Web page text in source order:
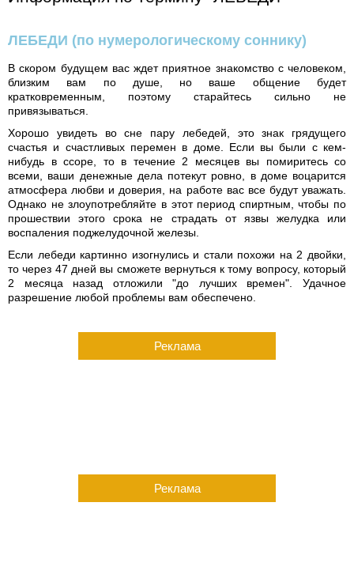
ЛЕБЕДИ (по нумерологическому соннику)
В скором будущем вас ждет приятное знакомство с человеком,
близким вам по душе, но ваше общение будет
кратковременным, поэтому старайтесь сильно не
привязываться.
Хорошо увидеть во сне пару лебедей, это знак грядущего
счастья и счастливых перемен в доме. Если вы были с кем-
нибудь в ссоре, то в течение 2 месяцев вы помиритесь со
всеми, ваши денежные дела потекут ровно, в доме воцарится
атмосфера любви и доверия, на работе вас все будут уважать.
Однако не злоупотребляйте в этот период спиртным, чтобы по
прошествии этого срока не страдать от язвы желудка или
воспаления поджелудочной железы.
Если лебеди картинно изогнулись и стали похожи на 2 двойки,
то через 47 дней вы сможете вернуться к тому вопросу, который
2 месяца назад отложили "до лучших времен". Удачное
разрешение любой проблемы вам обеспечено.
Реклама
Реклама